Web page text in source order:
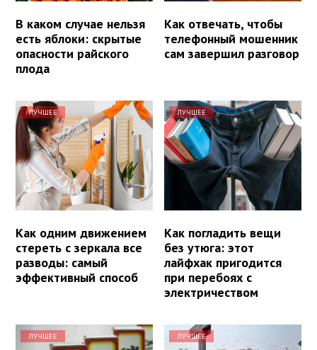
В каком случае нельзя
есть яблоки: скрытые
опасности райского
плода
Как отвечать, чтобы
телефонный мошенник
сам завершил разговор
ЛУЧШЕЕ
Как одним движением
стереть с зеркала все
разводы: самый
эффективный способ
ЛУЧШЕЕ
Как погладить вещи
без утюга: этот
лайфхак пригодится
при перебоях с
электричеством
ЛУЧШЕЕ ЛУЧШЕЕ